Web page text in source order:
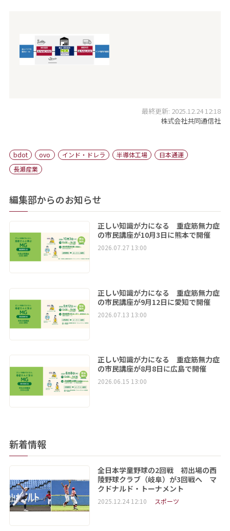
最終更新: 2025.12.24 12:18
株式会社共同通信社
bdot ovo インド・ドレラ 半導体工場
日本通運
長瀬産業
編集部からのお知らせ
正しい知識が力になる 重症筋無力症
の市民講座が10月3日に熊本で開催
2026.07.27 13:00
正しい知識が力になる 重症筋無力症
の市民講座が9月12日に愛知で開催
2026.07.13 13:00
正しい知識が力になる 重症筋無力症
の市民講座が8月8日に広島で開催
2026.06.15 13:00
新着情報
全日本学童野球の2回戦 初出場の西
陵野球クラブ（岐阜）が3回戦へ マ
クドナルド・トーナメント
2025.12.24 12:10 スポーツ